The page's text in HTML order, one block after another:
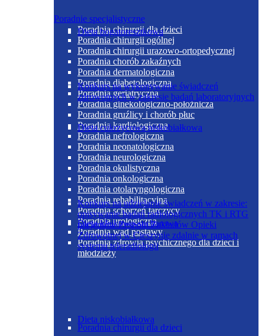
Poradnie specjalistyczne
Poradnia chirurgii dla dzieci
Poradnia chirurgii ogólnej
Poradnia chirurgii urazowo-ortopedycznej
Poradnia chorób zakaźnych
Poradnia dermatologiczna
Poradnia diabetologiczna
Poradnia geriatryczna
Poradnia ginekologiczno-położnicza
Poradnia gruźlicy i chorób płuc
Poradnia kardiologiczna
Poradnia nefrologiczna
Poradnia neonatologiczna
Poradnia neurologiczna
Poradnia okulistyczna
Poradnia onkologiczna
Poradnia otolaryngologiczna
Poradnia rehabilitacyjna
Poradnia schorzeń tarczycy
Poradnia urologiczna
Poradnia wad postawy
Poradnia zdrowia psychicznego dla dzieci i
młodzieży
Poradnia chirurgii dla dzieci
Dieta bogatoresztkowa
Dieta cukrzycowa niskobiałkowa
Dieta kleikowo-sucharowa
Dieta niskobiałkowa
Konkurs na wykonywanie świadczeń
zdrowotnych w zakresie badań laboratoryjnych
Konkurs na udzielanie świadczeń w zakresie:
opisywanie badań radiologicznych TK i RTG
pacjentów Zespołu Zakładów Opieki
Zdrowotnej w Cieszynie zdalnie w ramach
systemu teleradiologii